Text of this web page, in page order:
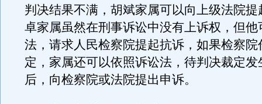
判决结果不满，胡斌家属可以向上级法院提
卓家属虽然在刑事诉讼中没有上诉权，但他
法，请求人民检察院提起抗诉，如果检察院
定，家属还可以依照诉讼法，待判决裁定发
后，向检察院或法院提出申诉。